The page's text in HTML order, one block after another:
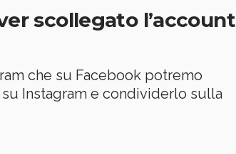
scollegato l’account
che su Facebook potremo
Instagram e condividerlo sulla